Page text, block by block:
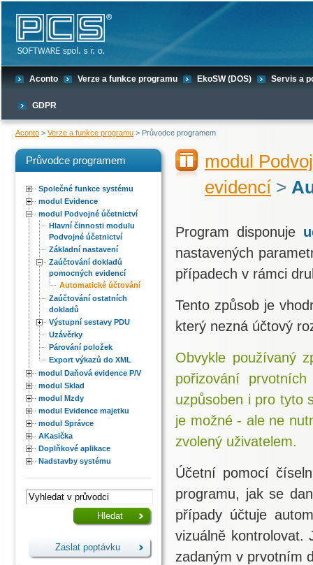
Aconto Verze a funkce programu EkoSW (DOS) Servis a
GDPR
Aconto > Verze a funkce programu > Průvodce programem
Průvodce programem
Společné funkce systému
modul Evidence
modul Podvojné účetnictví
Hlavní činnosti modulu
Podvojné účetnictví
Základní nastavení
Zaúčtování dokladů
pomocných evidencí
Automatické účtování
Zaúčtování ostatních
dokladů
Výstupní sestavy PDU
Uzávěrky
Párování položek
Export výkazů do XML
modul Daňová evidence P/V
modul Sklad
modul Mzdy
modul Evidence majetku
modul Správce
AKasička
Doplňkové aplikace
Nadstavby systému
Zaslat poptávku
modul
evidencí >
Program disponuje
nastavených
případech v rámci
Tento způsob je
který nezná účtový
Obvykle používaný
pořizování
uzpůsoben i pro tyto
je možné - ale ne
zvolený uživatelem.
Účetní pomocí
programu, jak se
případy účtuje
vizuálně kontrolovat.
zadaným v prvotním